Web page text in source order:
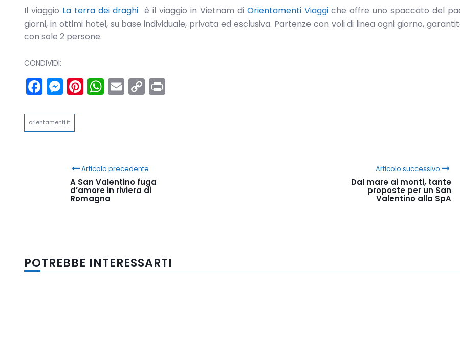
Il viaggio La terra dei draghi è il viaggio in Vietnam di Orientamenti Viaggiche offre uno spaccato del
giorni, in ottimi hotel, su base individuale, privata ed esclusiva. Partenze con voli di linea ogni giorno,
con sole 2 persone.
CONDIVIDI:
Facebook
Messenger
Pinterest
WhatsApp
Email
Copy
Link
orientamenti.it
Articolo precedente
A San Valentino fuga
d’amore in riviera di
Romagna
Articolo successivo
Dal mare ai monti, tante
proposte per un San
Valentino alla SpA
POTREBBE INTERESSARTI